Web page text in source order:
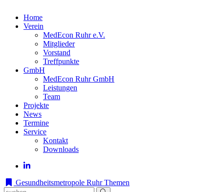
Home
Verein
MedEcon Ruhr e.V.
Mitglieder
Vorstand
Treffpunkte
GmbH
MedEcon Ruhr GmbH
Leistungen
Team
Projekte
News
Termine
Service
Kontakt
Downloads
Gesundheitsmetropole Ruhr Themen